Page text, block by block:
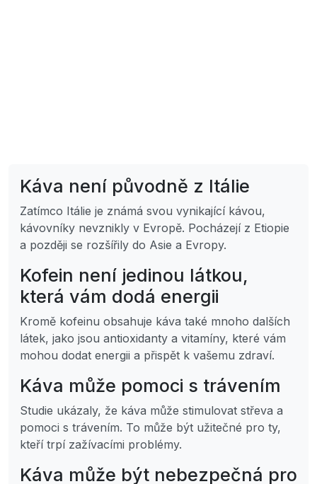
Káva není původně z Itálie
Zatímco Itálie je známá svou vynikající kávou,
kávovníky nevznikly v Evropě. Pocházejí z Etiopie
a později se rozšířily do Asie a Evropy.
Kofein není jedinou látkou,
která vám dodá energii
Kromě kofeinu obsahuje káva také mnoho dalších
látek, jako jsou antioxidanty a vitamíny, které vám
mohou dodat energii a přispět k vašemu zdraví.
Káva může pomoci s trávením
Studie ukázaly, že káva může stimulovat střeva a
pomoci s trávením. To může být užitečné pro ty,
kteří trpí zažívacími problémy.
Káva může být nebezpečná pro